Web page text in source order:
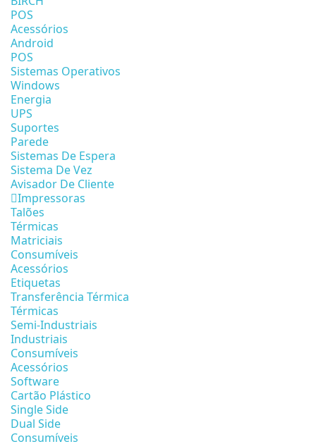
POS
Acessórios
Android
POS
Sistemas Operativos
Windows
Energia
UPS
Suportes
Parede
Sistemas De Espera
Sistema De Vez
Avisador De Cliente
Impressoras
Talões
Térmicas
Matriciais
Consumíveis
Acessórios
Etiquetas
Transferência Térmica
Térmicas
Semi-Industriais
Industriais
Consumíveis
Acessórios
Software
Cartão Plástico
Single Side
Dual Side
Consumíveis